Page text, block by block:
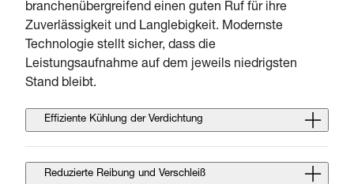
branchenübergreifend einen guten Ruf für ihre
Zuverlässigkeit und Langlebigkeit. Modernste
Technologie stellt sicher, dass die
Leistungsaufnahme auf dem jeweils niedrigsten
Stand bleibt.
Effiziente Kühlung der Verdichtung
Reduzierte Reibung und Verschleiß